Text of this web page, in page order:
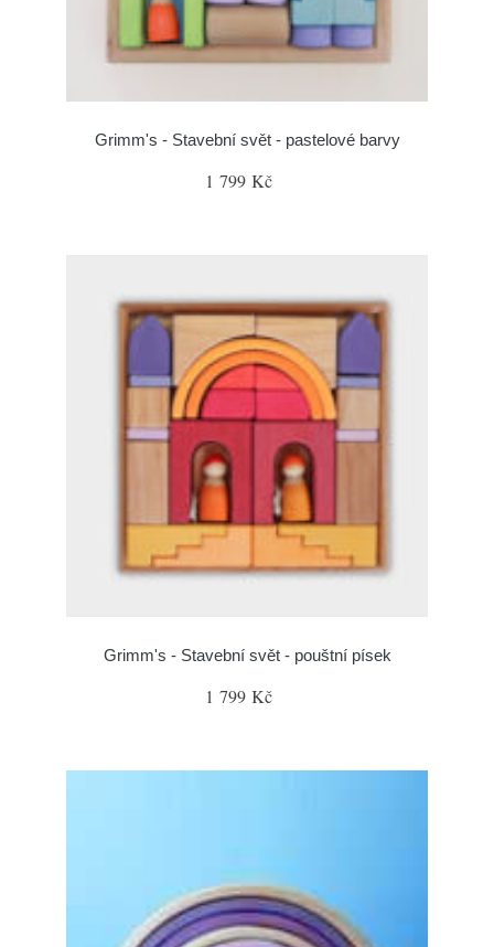
Grimm's - Stavební svět - pastelové barvy
1 799 Kč
Grimm's - Stavební svět - pouštní písek
1 799 Kč